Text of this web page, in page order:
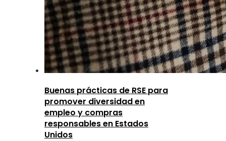
Buenas prácticas de RSE para
promover diversidad en
empleo y compras
responsables en Estados
Unidos